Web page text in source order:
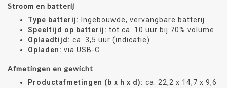
Stroom en batterij
Type batterij:
Ingebouwde, vervangbare batterij
Speeltijd op batterij: tot ca. 10 uur bij 70% volume
Oplaadtijd: ca. 3,5 uur (indicatie)
Opladen: via USB-C
Afmetingen en gewicht
Productafmetingen (b x h x d): ca. 22,2 x 14,7 x 9,6